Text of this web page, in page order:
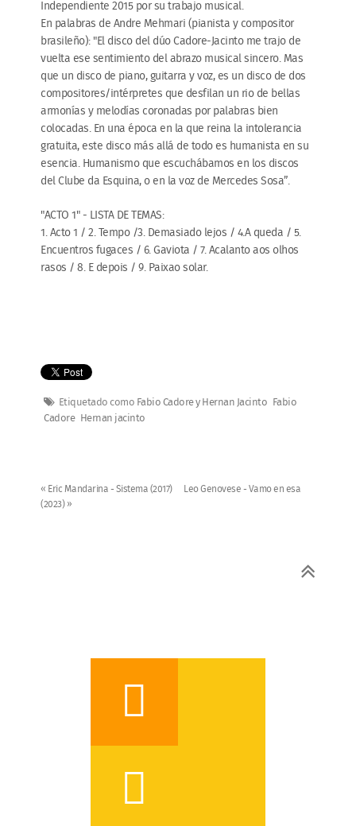
Independiente 2015 por su trabajo musical.
En palabras de Andre Mehmari (pianista y compositor
brasileño): "El disco del dúo Cadore-Jacinto me trajo de
vuelta ese sentimiento del abrazo musical sincero. Mas
que un disco de piano, guitarra y voz, es un disco de dos
compositores/intérpretes que desfilan un rio de bellas
armonías y melodías coronadas por palabras bien
colocadas. En una época en la que reina la intolerancia
gratuita, este disco más allá de todo es humanista en su
esencia. Humanismo que escuchábamos en los discos
del Clube da Esquina, o en la voz de Mercedes Sosa”.
"ACTO 1" - LISTA DE TEMAS:
1. Acto 1 / 2. Tempo /3. Demasiado lejos / 4.A queda / 5.
Encuentros fugaces / 6. Gaviota / 7. Acalanto aos olhos
rasos / 8. E depois / 9. Paixao solar.
Etiquetado como Fabio Cadore y Hernan Jacinto Fabio
Cadore Hernan jacinto
« Eric Mandarina - Sistema (2017)
Leo Genovese - Vamo en esa
(2023) »

